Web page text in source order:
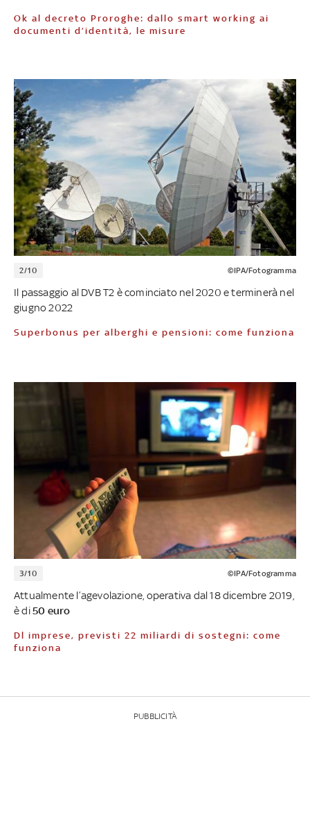
Ok al decreto Proroghe: dallo smart working ai
documenti d’identità, le misure
2/10 ©IPA/Fotogramma
Il passaggio al DVB T2 è cominciato nel 2020 e terminerà nel
giugno 2022
Superbonus per alberghi e pensioni: come funziona
3/10 ©IPA/Fotogramma
Attualmente l’agevolazione, operativa dal 18 dicembre 2019,
è di50 euro
Dl imprese, previsti 22 miliardi di sostegni: come
funziona
PUBBLICITÀ